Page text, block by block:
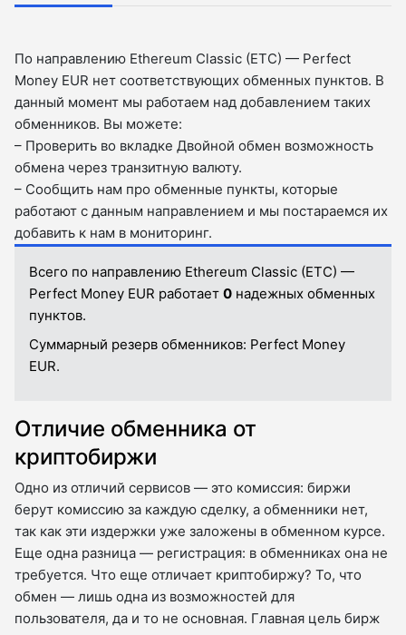
По направлению Ethereum Classic (ETC) — Perfect
Money EUR нет соответствующих обменных пунктов. В
данный момент мы работаем над добавлением таких
обменников. Вы можете:
– Проверить во вкладкe Двойной обмен возможность
обмена через транзитную валюту.
– Сообщить нам про обменные пункты, которые
работают с данным направлением и мы постараемся их
добавить к нам в мониторинг.
Всего по направлению Ethereum Classic (ETC) —
Perfect Money EUR работает 0 надежных обменных
пунктов.
Суммарный резерв обменников: Perfect Money
EUR.
Отличие обменника от
криптобиржи
Одно из отличий сервисов — это комиссия: биржи
берут комиссию за каждую сделку, а обменники нет,
так как эти издержки уже заложены в обменном курсе.
Еще одна разница — регистрация: в обменниках она не
требуется. Что еще отличает криптобиржу? То, что
обмен — лишь одна из возможностей для
пользователя, да и то не основная. Главная цель бирж